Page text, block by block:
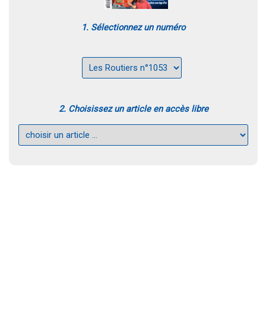
1. Sélectionnez un numéro
2. Choisissez un article en accès libre